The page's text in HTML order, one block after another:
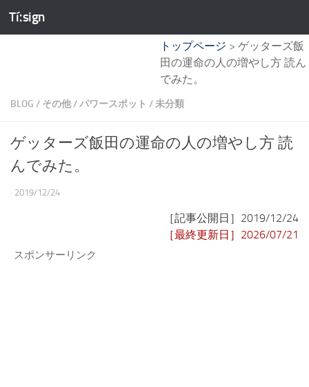
コンテンツへスキップ
Tíːsign
トップページ > ゲッターズ飯
田の運命の人の増やし方 読ん
でみた。
BLOG / その他/パワースポット /未分類
ゲッターズ飯田の運命の人の増やし方 読
んでみた。
· 2019/12/24
［記事公開日］2019/12/24
［最終更新日］2026/07/21
スポンサーリンク